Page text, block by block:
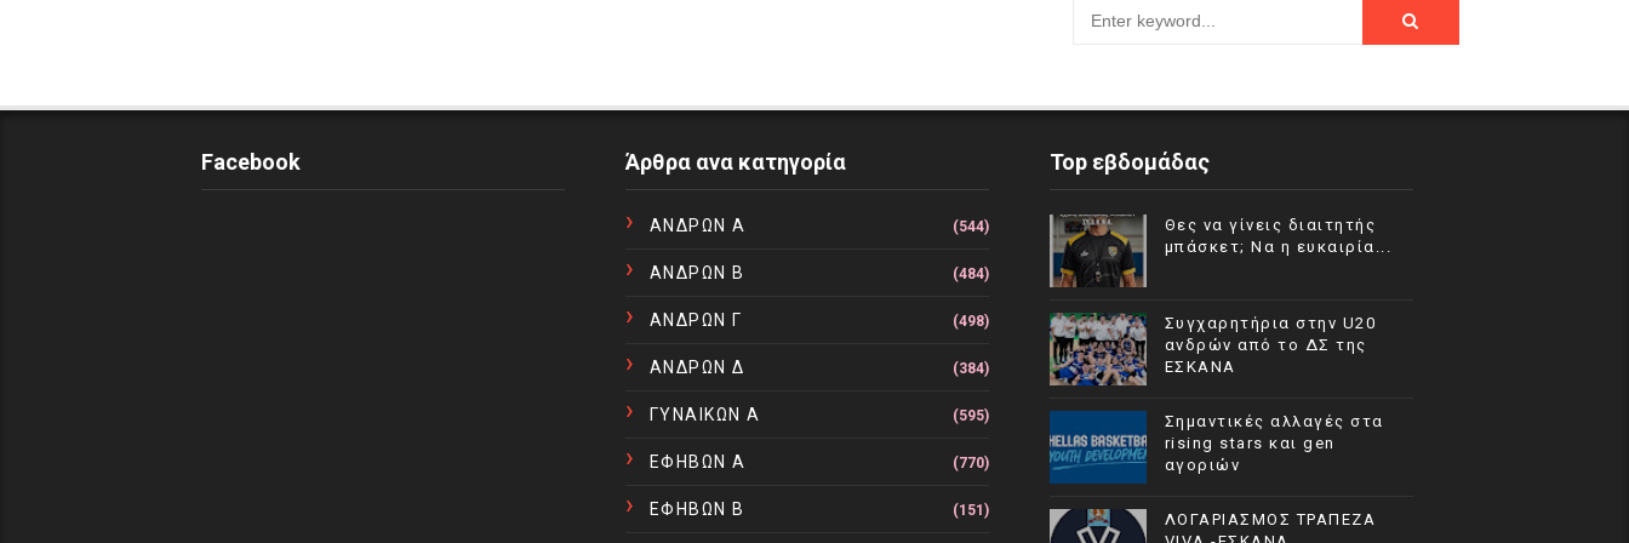
Facebook Άρθρα ανα κατηγορία
ΑΝΔΡΩΝ Α (544)
ΑΝΔΡΩΝ Β (484)
ΑΝΔΡΩΝ Γ (498)
ΑΝΔΡΩΝ Δ (384)
ΓΥΝΑΙΚΩΝ Α (595)
ΕΦΗΒΩΝ Α (770)
ΕΦΗΒΩΝ Β (151)
Top εβδομάδας
Θες να γίνεις διαιτητής
μπάσκετ; Να η ευκαιρία...
Συγχαρητήρια στην U20
ανδρών από το ΔΣ της
ΕΣΚΑΝΑ
Σημαντικές αλλαγές στα
rising stars και gen
αγοριών
ΛΟΓΑΡΙΑΣΜΟΣ ΤΡΑΠΕΖΑ